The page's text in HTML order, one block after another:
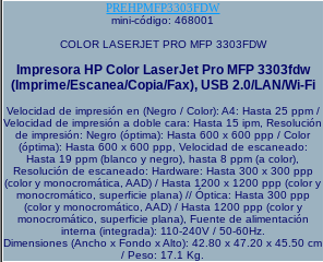
PREHPMFP3303FDW
mini-código: 468001
COLOR LASERJET PRO MFP 3303FDW
Impresora HP Color LaserJet Pro MFP 3303fdw
(Imprime/Escanea/Copia/Fax), USB 2.0/LAN/Wi-Fi
Velocidad de impresión en (Negro / Color): A4: Hasta 25 ppm /
Velocidad de impresión a doble cara: Hasta 15 ipm, Resolución
de impresión: Negro (óptima): Hasta 600 x 600 ppp / Color
(óptima): Hasta 600 x 600 ppp, Velocidad de escaneado:
Hasta 19 ppm (blanco y negro), hasta 8 ppm (a color),
Resolución de escaneado: Hardware: Hasta 300 x 300 ppp
(color y monocromática, AAD) / Hasta 1200 x 1200 ppp (color y
monocromático, superficie plana) // Óptica: Hasta 300 ppp
(color y monocromático, AAD) / Hasta 1200 ppp (color y
monocromático, superficie plana), Fuente de alimentación
interna (integrada): 110-240V / 50-60Hz.
Dimensiones (Ancho x Fondo x Alto): 42.80 x 47.20 x 45.50 cm
/ Peso: 17.1 Kg.